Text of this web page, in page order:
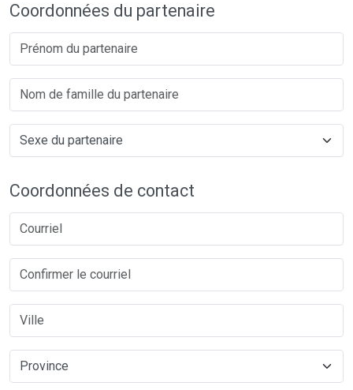
Coordonnées du partenaire
Coordonnées de contact